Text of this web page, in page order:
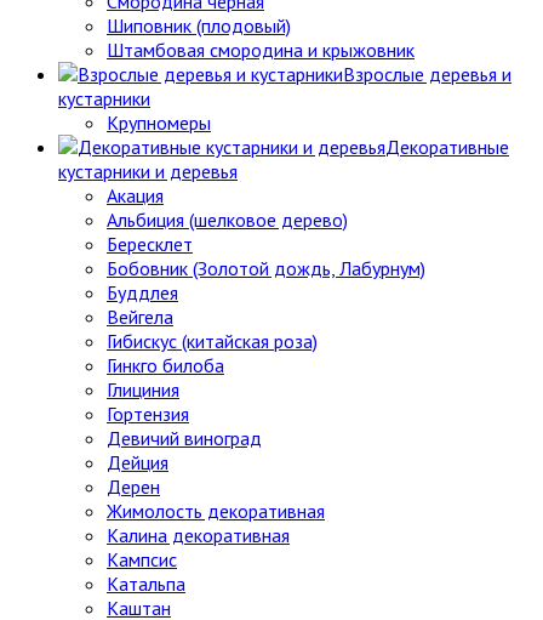
Шиповник (плодовый)
Штамбовая смородина и крыжовник
Взрослые деревья и
кустарники
Крупномеры
Декоративные
кустарники и деревья
Акация
Альбиция (шелковое дерево)
Бересклет
Бобовник (Золотой дождь, Лабурнум)
Буддлея
Вейгела
Гибискус (китайская роза)
Гинкго билоба
Глициния
Гортензия
Девичий виноград
Дейция
Дерен
Жимолость декоративная
Калина декоративная
Кампсис
Катальпа
Каштан